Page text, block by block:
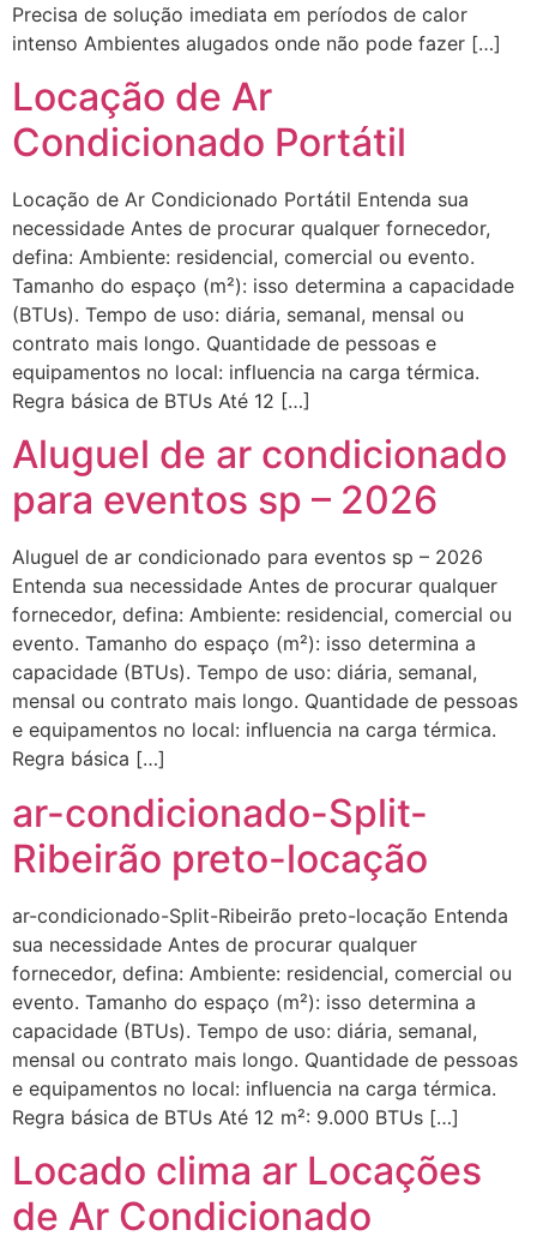
Precisa de solução imediata em períodos de calor
intenso Ambientes alugados onde não pode fazer […]
Locação de Ar
Condicionado Portátil
Locação de Ar Condicionado Portátil Entenda sua
necessidade Antes de procurar qualquer fornecedor,
defina: Ambiente: residencial, comercial ou evento.
Tamanho do espaço (m²): isso determina a capacidade
(BTUs). Tempo de uso: diária, semanal, mensal ou
contrato mais longo. Quantidade de pessoas e
equipamentos no local: influencia na carga térmica.
Regra básica de BTUs Até 12 […]
Aluguel de ar condicionado
para eventos sp – 2026
Aluguel de ar condicionado para eventos sp – 2026
Entenda sua necessidade Antes de procurar qualquer
fornecedor, defina: Ambiente: residencial, comercial ou
evento. Tamanho do espaço (m²): isso determina a
capacidade (BTUs). Tempo de uso: diária, semanal,
mensal ou contrato mais longo. Quantidade de pessoas
e equipamentos no local: influencia na carga térmica.
Regra básica […]
ar-condicionado-Split-
Ribeirão preto-locação
ar-condicionado-Split-Ribeirão preto-locação Entenda
sua necessidade Antes de procurar qualquer
fornecedor, defina: Ambiente: residencial, comercial ou
evento. Tamanho do espaço (m²): isso determina a
capacidade (BTUs). Tempo de uso: diária, semanal,
mensal ou contrato mais longo. Quantidade de pessoas
e equipamentos no local: influencia na carga térmica.
Regra básica de BTUs Até 12 m²: 9.000 BTUs […]
Locado clima ar Locações
de Ar Condicionado